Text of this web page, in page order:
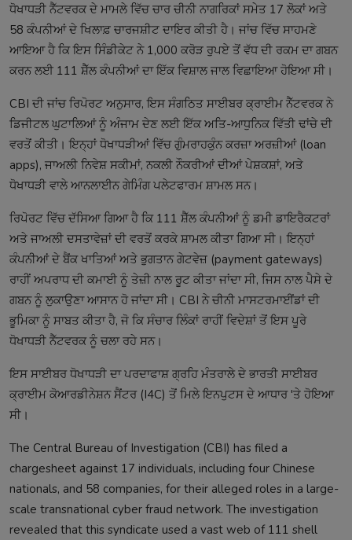
ਧੋਖਾਧੜੀ ਨੈੱਟਵਰਕ ਦੇ ਮਾਮਲੇ ਵਿੱਚ ਚਾਰ ਚੀਨੀ ਨਾਗਰਿਕਾਂ ਸਮੇਤ 17 ਲੋਕਾਂ ਅਤੇ
58 ਕੰਪਨੀਆਂ ਦੇ ਖਿਲਾਫ਼ ਚਾਰਜਸ਼ੀਟ ਦਾਇਰ ਕੀਤੀ ਹੈ। ਜਾਂਚ ਵਿੱਚ ਸਾਹਮਣੇ
ਆਇਆ ਹੈ ਕਿ ਇਸ ਸਿੰਡੀਕੇਟ ਨੇ 1,000 ਕਰੋੜ ਰੁਪਏ ਤੋਂ ਵੱਧ ਦੀ ਰਕਮ ਦਾ ਗਬਨ
ਕਰਨ ਲਈ 111 ਸ਼ੈੱਲ ਕੰਪਨੀਆਂ ਦਾ ਇੱਕ ਵਿਸ਼ਾਲ ਜਾਲ ਵਿਛਾਇਆ ਹੋਇਆ ਸੀ।
CBI ਦੀ ਜਾਂਚ ਰਿਪੋਰਟ ਅਨੁਸਾਰ, ਇਸ ਸੰਗਠਿਤ ਸਾਈਬਰ ਕ੍ਰਾਈਮ ਨੈੱਟਵਰਕ ਨੇ
ਡਿਜੀਟਲ ਘੁਟਾਲਿਆਂ ਨੂੰ ਅੰਜਾਮ ਦੇਣ ਲਈ ਇੱਕ ਅਤਿ-ਆਧੁਨਿਕ ਵਿੱਤੀ ਢਾਂਚੇ ਦੀ
ਵਰਤੋਂ ਕੀਤੀ। ਇਨ੍ਹਾਂ ਧੋਖਾਧੜੀਆਂ ਵਿੱਚ ਗੁੰਮਰਾਹਕੁੰਨ ਕਰਜ਼ਾ ਅਰਜ਼ੀਆਂ (loan
apps), ਜਾਅਲੀ ਨਿਵੇਸ਼ ਸਕੀਮਾਂ, ਨਕਲੀ ਨੌਕਰੀਆਂ ਦੀਆਂ ਪੇਸ਼ਕਸ਼ਾਂ, ਅਤੇ
ਧੋਖਾਧੜੀ ਵਾਲੇ ਆਨਲਾਈਨ ਗੇਮਿੰਗ ਪਲੇਟਫਾਰਮ ਸ਼ਾਮਲ ਸਨ।
ਰਿਪੋਰਟ ਵਿੱਚ ਦੱਸਿਆ ਗਿਆ ਹੈ ਕਿ 111 ਸ਼ੈੱਲ ਕੰਪਨੀਆਂ ਨੂੰ ਡਮੀ ਡਾਇਰੈਕਟਰਾਂ
ਅਤੇ ਜਾਅਲੀ ਦਸਤਾਵੇਜ਼ਾਂ ਦੀ ਵਰਤੋਂ ਕਰਕੇ ਸ਼ਾਮਲ ਕੀਤਾ ਗਿਆ ਸੀ। ਇਨ੍ਹਾਂ
ਕੰਪਨੀਆਂ ਦੇ ਬੈਂਕ ਖਾਤਿਆਂ ਅਤੇ ਭੁਗਤਾਨ ਗੇਟਵੇਜ਼ (payment gateways)
ਰਾਹੀਂ ਅਪਰਾਧ ਦੀ ਕਮਾਈ ਨੂੰ ਤੇਜ਼ੀ ਨਾਲ ਰੂਟ ਕੀਤਾ ਜਾਂਦਾ ਸੀ, ਜਿਸ ਨਾਲ ਪੈਸੇ ਦੇ
ਗਬਨ ਨੂੰ ਲੁਕਾਉਣਾ ਆਸਾਨ ਹੋ ਜਾਂਦਾ ਸੀ। CBI ਨੇ ਚੀਨੀ ਮਾਸਟਰਮਾਈਂਡਾਂ ਦੀ
ਭੂਮਿਕਾ ਨੂੰ ਸਾਬਤ ਕੀਤਾ ਹੈ, ਜੋ ਕਿ ਸੰਚਾਰ ਲਿੰਕਾਂ ਰਾਹੀਂ ਵਿਦੇਸ਼ਾਂ ਤੋਂ ਇਸ ਪੂਰੇ
ਧੋਖਾਧੜੀ ਨੈੱਟਵਰਕ ਨੂੰ ਚਲਾ ਰਹੇ ਸਨ।
ਇਸ ਸਾਈਬਰ ਧੋਖਾਧੜੀ ਦਾ ਪਰਦਾਫਾਸ਼ ਗ੍ਰਹਿ ਮੰਤਰਾਲੇ ਦੇ ਭਾਰਤੀ ਸਾਈਬਰ
ਕ੍ਰਾਈਮ ਕੋਆਰਡੀਨੇਸ਼ਨ ਸੈਂਟਰ (I4C) ਤੋਂ ਮਿਲੇ ਇਨਪੁਟਸ ਦੇ ਆਧਾਰ 'ਤੇ ਹੋਇਆ
ਸੀ।
The Central Bureau of Investigation (CBI) has filed a
chargesheet against 17 individuals, including four Chinese
nationals, and 58 companies, for their alleged roles in a large-
scale transnational cyber fraud network. The investigation
revealed that this syndicate used a vast web of 111 shell